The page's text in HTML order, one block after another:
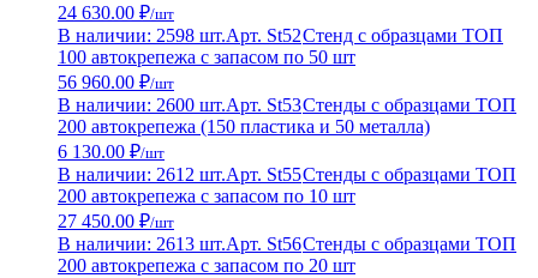
24 630.00 ₽/шт
В наличии: 2598 шт.Арт. St52Стенд с образцами ТОП
100 автокрепежа с запасом по 50 шт
56 960.00 ₽/шт
В наличии: 2600 шт.Арт. St53Стенды с образцами ТОП
200 автокрепежа (150 пластика и 50 металла)
6 130.00 ₽/шт
В наличии: 2612 шт.Арт. St55Стенды с образцами ТОП
200 автокрепежа с запасом по 10 шт
27 450.00 ₽/шт
В наличии: 2613 шт.Арт. St56Стенды с образцами ТОП
200 автокрепежа с запасом по 20 шт